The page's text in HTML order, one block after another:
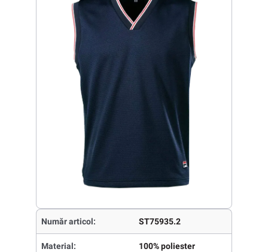
Număr articol: ST75935.2
Material: 100% poliester